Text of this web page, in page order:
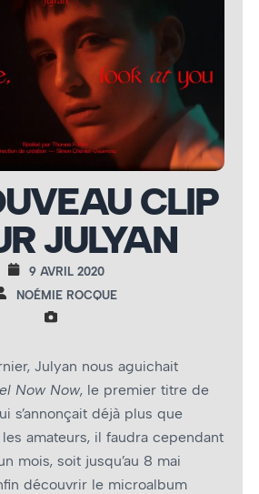
CLIP
JULYAN
9 AVRIL 2020
NOÉMIE ROCQUE
Julyan nous aguichait
Now Now, le premier titre de
s’annonçait déjà plus que
amateurs, il faudra cependant
mois, soit jusqu’au 8 mai
découvrir le microalbum